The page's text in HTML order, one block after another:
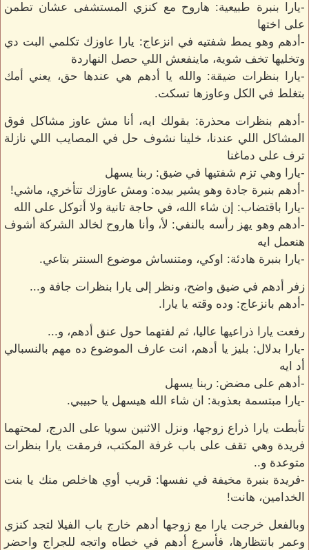
-يارا بنبرة طبيعية: هاروح مع كنزي المستشفى عشان تطمن
على اختها
-أدهم وهو يمط شفتيه في انزعاج: يارا عاوزك تكلمي البت دي
وتخليها تخف شوية، ماينفعش اللي حصل النهاردة
-يارا بنظرات ضيقة: والله يا أدهم هي عندها حق، يعني أمك
بتغلط في الكل وعاوزها تسكت.
-أدهم بنظرات محذرة: بقولك ايه، أنا مش عاوز مشاكل فوق
المشاكل اللي عندنا، خلينا نشوف حل في المصايب اللي نازلة
ترف على دماغنا
-يارا وهي تزم شفتيها في ضيق: ربنا يسهل
-أدهم بنبرة جادة وهو يشير بيده: ومش عاوزك تتأخري، ماشي!
-يارا باقتضاب: إن شاء الله، في حاجة تانية ولا أتوكل على الله
-أدهم وهو يهز رأسه بالنفي: لأ، وأنا هاروح لخالد الشركة أشوف
هنعمل ايه
-يارا بنبرة هادئة: اوكي، ومتنساش موضوع السنتر بتاعي.
زفر أدهم في ضيق واضح، ونظر إلى يارا بنظرات جافة و...
-أدهم بانزعاج: وده وقته يا يارا.
رفعت يارا ذراعيها عاليا، ثم لفتهما حول عنق أدهم، و...
-يارا بدلال: بليز يا أدهم، انت عارف الموضوع ده مهم بالنسبالي
أد ايه
-أدهم على مضض: ربنا يسهل
-يارا مبتسمة بعذوبة: ان شاء الله هيسهل يا حبيبي.
تأبطت يارا ذراع زوجها، ونزل الاثنين سويا على الدرج، لمحتهما
فريدة وهي تقف على باب غرفة المكتب، فرمقت يارا بنظرات
متوعدة و..
-فريدة بنبرة مخيفة في نفسها: قريب أوي هاخلص منك يا بنت
الخدامين، هانت!
وبالفعل خرجت يارا مع زوجها أدهم خارج باب الفيلا لتجد كنزي
وعمر بانتظارها، فأسرع أدهم في خطاه واتجه للجراج واحضر